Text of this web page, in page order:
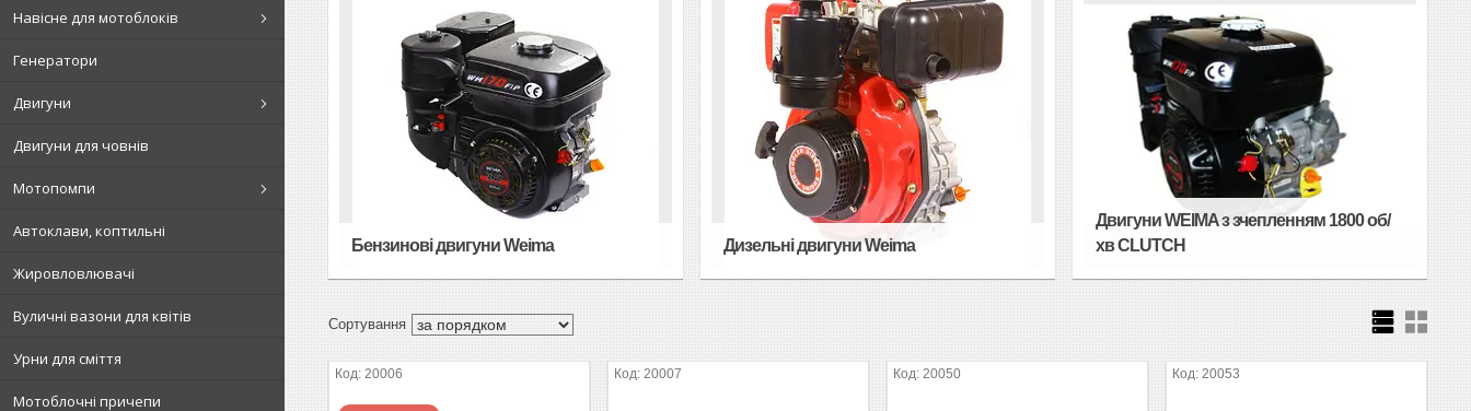
Навісне для мотоблоків
Генератори
Двигуни
Двигуни для човнів
Мотопомпи
Автоклави, коптильні
Жировловлювачі
Вуличні вазони для квітів
Урни для сміття
Мотоблочні причепи
Бензинові двигуни Weima Дизельні двигуни Weima
Двигуни WEIMA з зчепленням 1800 об/
хв CLUTCH
20006 20007 20050 20053